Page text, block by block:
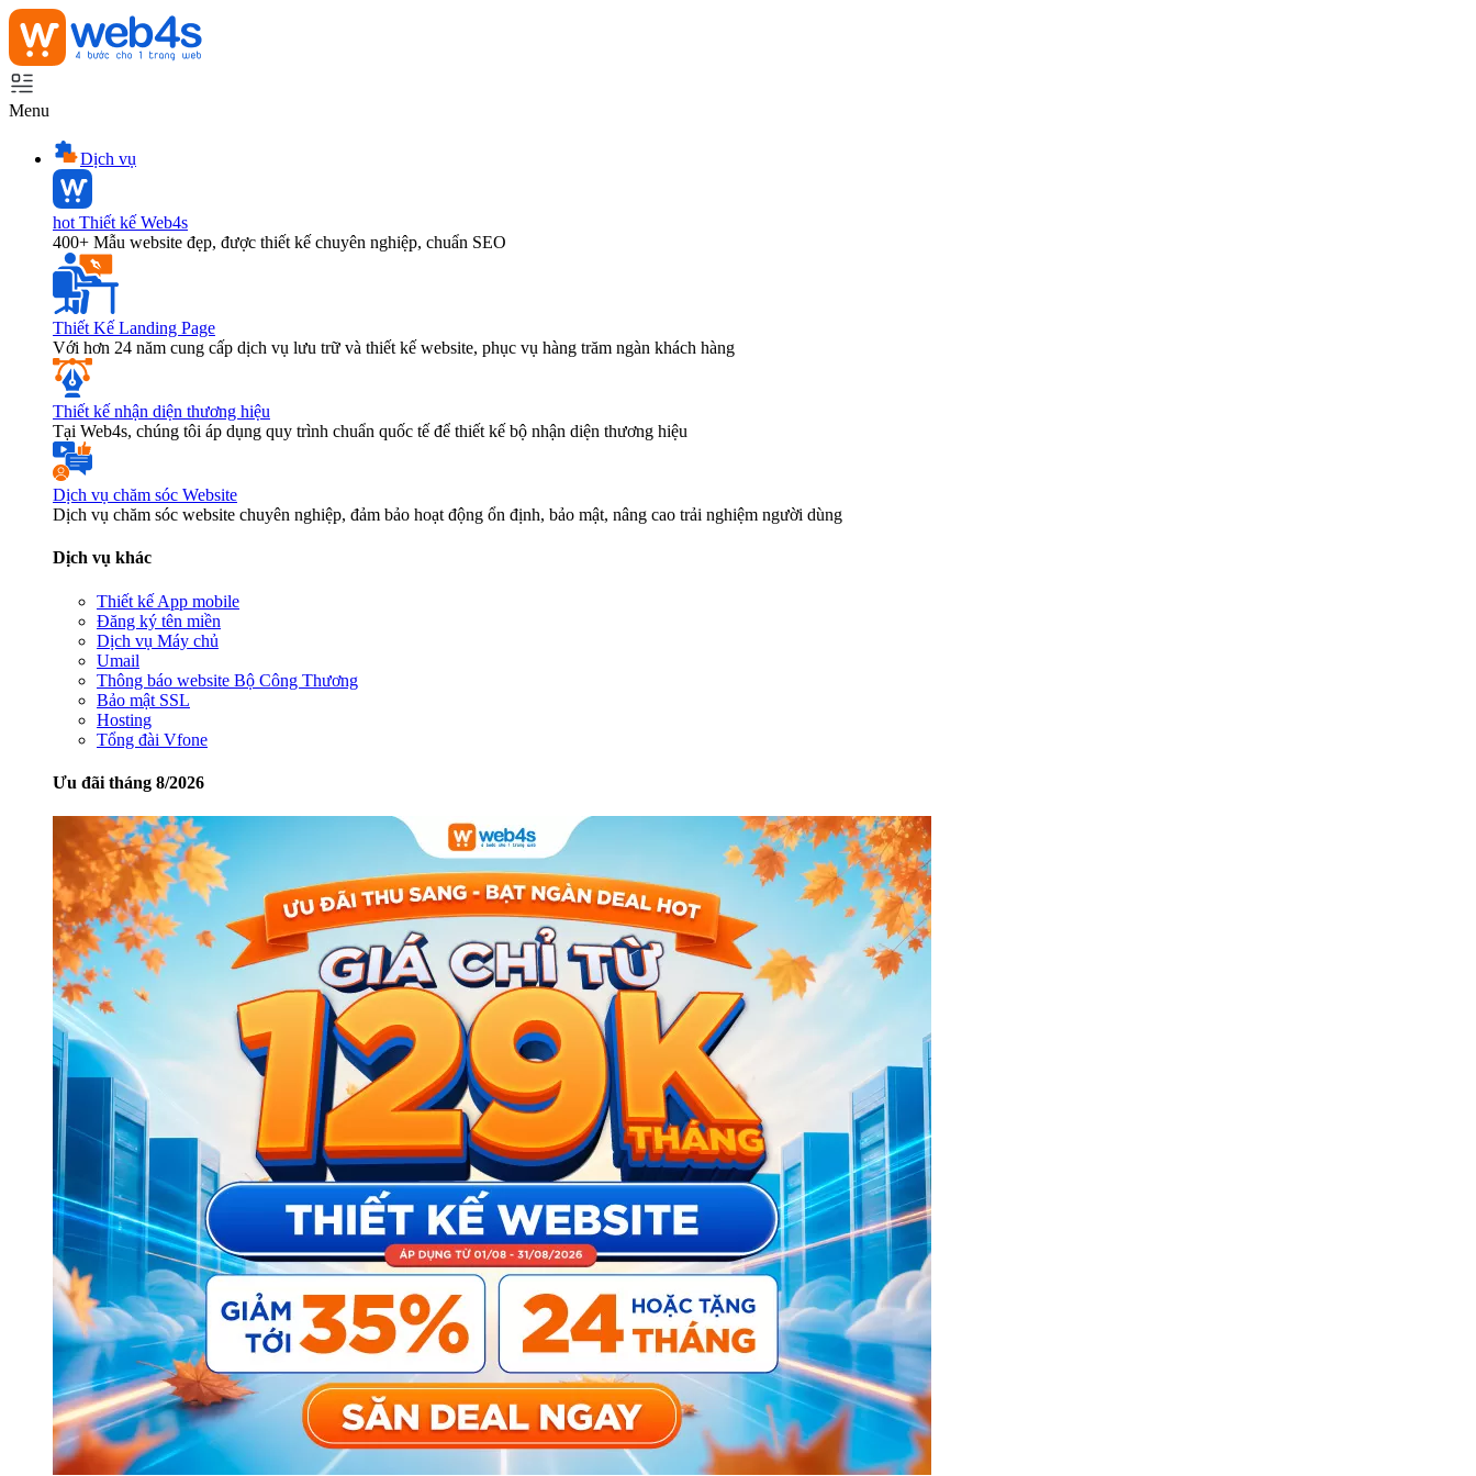
Menu
Dịch vụ
hot Thiết kế Web4s
400+ Mẫu website đẹp, được thiết kế chuyên nghiệp, chuẩn SEO
Thiết Kế Landing Page
Với hơn 24 năm cung cấp dịch vụ lưu trữ và thiết kế website, phục vụ hàng trăm ngàn khách hàng
Thiết kế nhận diện thương hiệu
Tại Web4s, chúng tôi áp dụng quy trình chuẩn quốc tế để thiết kế bộ nhận diện thương hiệu
Dịch vụ chăm sóc Website
Dịch vụ chăm sóc website chuyên nghiệp, đảm bảo hoạt động ổn định, bảo mật, nâng cao trải nghiệm người dùng
Dịch vụ khác
Thiết kế App mobile
Đăng ký tên miền
Dịch vụ Máy chủ
Umail
Thông báo website Bộ Công Thương
Bảo mật SSL
Hosting
Tổng đài Vfone
Ưu đãi tháng 8/2026